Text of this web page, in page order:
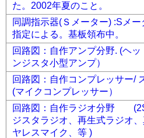
た。2002年夏のこと。
同調指示器(Ｓメーター) :Sメ
指定による。基板領布中。
回路図：自作アンプ分野. (ヘ
ンジスタ小型アンプ）
回路図：自作コンプレッサー
(マイクコンプレッサー）
回路図：自作ラジオ分野
ジスタラジオ、再生式ラジオ
ヤレスマイク、等 )